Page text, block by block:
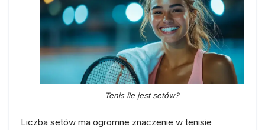
Tenis ile jest setów?
Liczba setów ma ogromne znaczenie w tenisie